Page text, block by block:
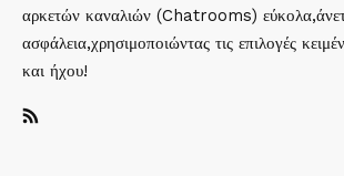
αρκετών καναλιών (Chatrooms)
ασφάλεια,χρησιμοποιώντας τις επιλογές
και ήχου!